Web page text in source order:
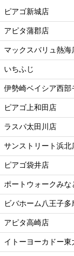
ピアゴ新城店
アピタ蒲郡店
マックスバリュ熱海
いちふじ
伊勢崎ベイシア西部
ピアゴ上和田店
ラスパ太田川店
サンストリート浜北
ピアゴ袋井店
ポートウォークみな
ビバホーム八王子多
アピタ高崎店
イトーヨーカドー東